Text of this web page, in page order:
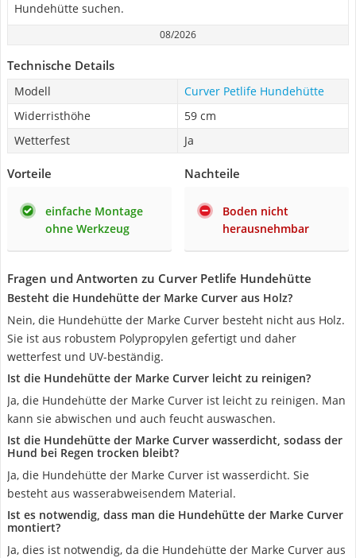
Hundehütte suchen.
08/2026
Technische Details
Modell
Curver Petlife Hundehütte
Widerristhöhe
59 cm
Wetterfest
Ja
Vorteile
einfache Montage
ohne Werkzeug
Nachteile
Boden nicht
herausnehmbar
Fragen und Antworten zu Curver Petlife Hundehütte
Besteht die Hundehütte der Marke Curver aus Holz?
Nein, die Hundehütte der Marke Curver besteht nicht aus Holz.
Sie ist aus robustem Polypropylen gefertigt und daher
wetterfest und UV-beständig.
Ist die Hundehütte der Marke Curver leicht zu reinigen?
Ja, die Hundehütte der Marke Curver ist leicht zu reinigen. Man
kann sie abwischen und auch feucht auswaschen.
Ist die Hundehütte der Marke Curver wasserdicht, sodass der
Hund bei Regen trocken bleibt?
Ja, die Hundehütte der Marke Curver ist wasserdicht. Sie
besteht aus wasserabweisendem Material.
Ist es notwendig, dass man die Hundehütte der Marke Curver
montiert?
Ja, dies ist notwendig, da die Hundehütte der Marke Curver aus